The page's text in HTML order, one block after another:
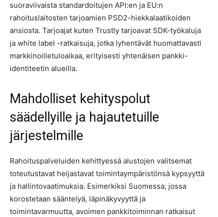
suoraviivaista standardoitujen API:en ja EU:n
rahoituslaitosten tarjoamien PSD2-hiekkalaatikoiden
ansiosta. Tarjoajat kuten Trustly tarjoavat SDK-työkaluja
ja white label -ratkaisuja, jotka lyhentävät huomattavasti
markkinoilletuloaikaa, erityisesti yhtenäisen pankki-
identiteetin alueilla.
Mahdolliset kehityspolut
säädellyille ja hajautetuille
järjestelmille
Rahoituspalveluiden kehittyessä alustojen valitsemat
toteutustavat heijastavat toimintaympäristönsä kypsyyttä
ja hallintovaatimuksia. Esimerkiksi Suomessa, jossa
korostetaan sääntelyä, läpinäkyvyyttä ja
toimintavarmuutta, avoimen pankkitoiminnan ratkaisut